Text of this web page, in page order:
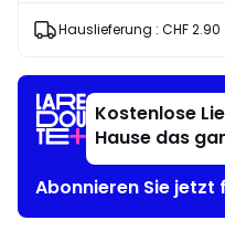
Hauslieferung : CHF 2.90
Kostenlose
Hause das
Abonnieren Sie jetzt